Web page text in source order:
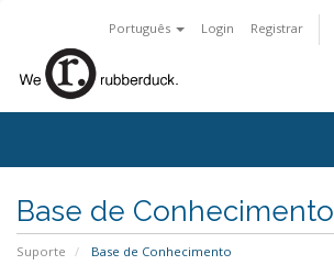
Português Login Registrar
Base de Conhecimento
Suporte Base de Conhecimento